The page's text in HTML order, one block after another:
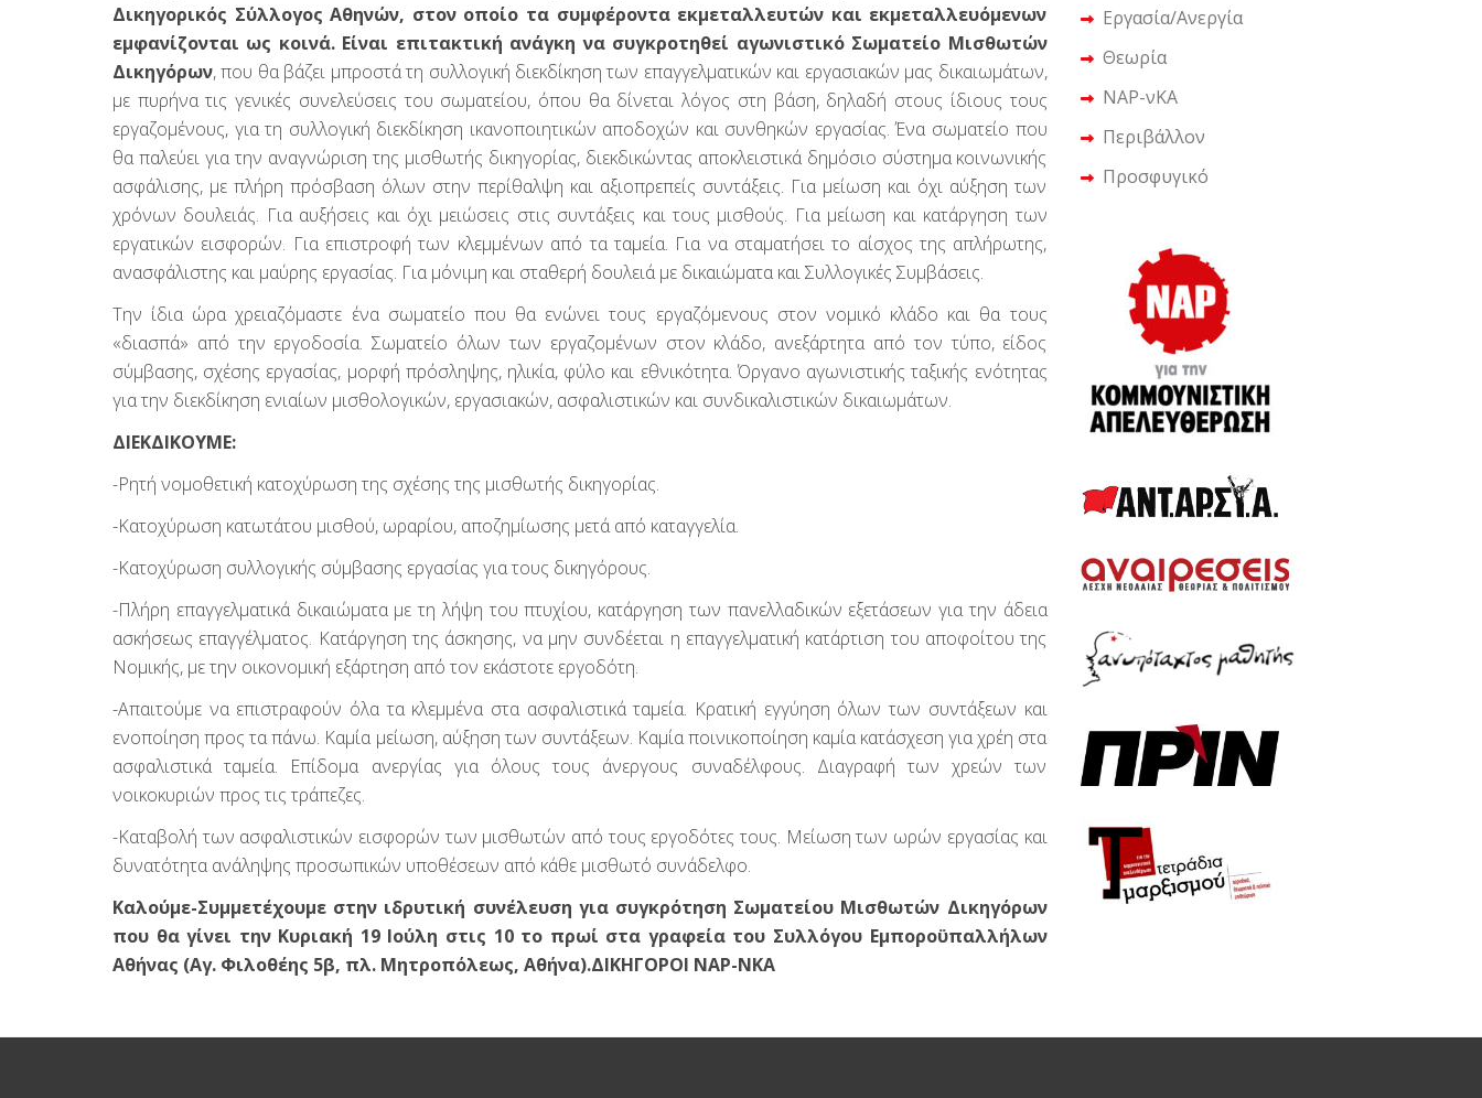
Δικηγορικός Σύλλογος Αθηνών, στον οποίο τα συμφέροντα εκμεταλλευτών και εκμεταλλευόμενων
εμφανίζονται ως κοινά. Eίναι επιτακτική ανάγκη να συγκροτηθεί αγωνιστικό Σωματείο Μισθωτών
Δικηγόρων, που θα βάζει μπροστά τη συλλογική διεκδίκηση των επαγγελματικών και εργασιακών μας δικαιωμάτων,
με πυρήνα τις γενικές συνελεύσεις του σωματείου, όπου θα δίνεται λόγος στη βάση, δηλαδή στους ίδιους τους
εργαζομένους, για τη συλλογική διεκδίκηση ικανοποιητικών αποδοχών και συνθηκών εργασίας. Ένα σωματείο που
θα παλεύει για την αναγνώριση της μισθωτής δικηγορίας, διεκδικώντας αποκλειστικά δημόσιο σύστημα κοινωνικής
ασφάλισης, με πλήρη πρόσβαση όλων στην περίθαλψη και αξιοπρεπείς συντάξεις. Για μείωση και όχι αύξηση των
χρόνων δουλειάς. Για αυξήσεις και όχι μειώσεις στις συντάξεις και τους μισθούς. Για μείωση και κατάργηση των
εργατικών εισφορών. Για επιστροφή των κλεμμένων από τα ταμεία. Για να σταματήσει το αίσχος της απλήρωτης,
ανασφάλιστης και μαύρης εργασίας. Για μόνιμη και σταθερή δουλειά με δικαιώματα και Συλλογικές Συμβάσεις.
Την ίδια ώρα χρειαζόμαστε ένα σωματείο που θα ενώνει τους εργαζόμενους στον νομικό κλάδο και θα τους
«διασπά» από την εργοδοσία. Σωματείο όλων των εργαζομένων στον κλάδο, ανεξάρτητα από τον τύπο, είδος
σύμβασης, σχέσης εργασίας, μορφή πρόσληψης, ηλικία, φύλο και εθνικότητα. Όργανο αγωνιστικής ταξικής ενότητας
για την διεκδίκηση ενιαίων μισθολογικών, εργασιακών, ασφαλιστικών και συνδικαλιστικών δικαιωμάτων.
ΔΙΕΚΔΙΚΟΥΜΕ:
-Ρητή νομοθετική κατοχύρωση της σχέσης της μισθωτής δικηγορίας.
-Κατοχύρωση κατωτάτου μισθού, ωραρίου, αποζημίωσης μετά από καταγγελία.
-Κατοχύρωση συλλογικής σύμβασης εργασίας για τους δικηγόρους.
-Πλήρη επαγγελματικά δικαιώματα με τη λήψη του πτυχίου, κατάργηση των πανελλαδικών εξετάσεων για την άδεια
ασκήσεως επαγγέλματος. Κατάργηση της άσκησης, να μην συνδέεται η επαγγελματική κατάρτιση του αποφοίτου της
Νομικής, με την οικονομική εξάρτηση από τον εκάστοτε εργοδότη.
-Απαιτούμε να επιστραφούν όλα τα κλεμμένα στα ασφαλιστικά ταμεία. Κρατική εγγύηση όλων των συντάξεων και
ενοποίηση προς τα πάνω. Καμία μείωση, αύξηση των συντάξεων. Καμία ποινικοποίηση καμία κατάσχεση για χρέη στα
ασφαλιστικά ταμεία. Επίδομα ανεργίας για όλους τους άνεργους συναδέλφους. Διαγραφή των χρεών των
νοικοκυριών προς τις τράπεζες.
-Καταβολή των ασφαλιστικών εισφορών των μισθωτών από τους εργοδότες τους. Μείωση των ωρών εργασίας και
δυνατότητα ανάληψης προσωπικών υποθέσεων από κάθε μισθωτό συνάδελφο.
Καλούμε-Συμμετέχουμε στην ιδρυτική συνέλευση για συγκρότηση Σωματείου Μισθωτών Δικηγόρων
που θα γίνει την Κυριακή 19 Ιούλη στις 10 το πρωί στα γραφεία του Συλλόγου Εμποροϋπαλλήλων
Αθήνας (Αγ. Φιλοθέης 5β, πλ. Μητροπόλεως, Αθήνα).ΔΙΚΗΓΟΡΟΙ ΝΑΡ-ΝΚΑ
Εργασία/Ανεργία
Θεωρία
ΝΑΡ-νΚΑ
Περιβάλλον
Προσφυγικό